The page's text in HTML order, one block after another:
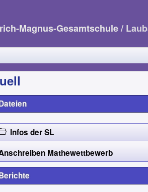
Magnus-Gesamtschule/
Infos der SL
Mathewettbewerb